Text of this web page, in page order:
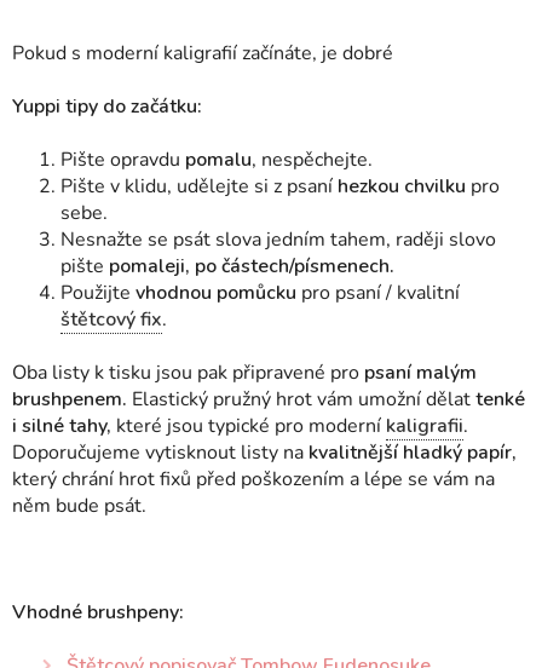
Pokud s moderní kaligrafií začínáte, je dobré
Yuppi tipy do začátku:
Pište opravdu pomalu, nespěchejte.
Pište v klidu, udělejte si z psaní hezkou chvilku pro
sebe.
Nesnažte se psát slova jedním tahem, raději slovo
pište pomaleji, po částech/písmenech.
Použijte vhodnou pomůcku pro psaní / kvalitní
štětcový fix.
Oba listy k tisku jsou pak připravené pro psaní malým
brushpenem. Elastický pružný hrot vám umožní dělattenké
i silné tahy, které jsou typické pro moderní kaligrafii.
Doporučujeme vytisknout listy na kvalitnější hladký papír,
který chrání hrot fixů před poškozením a lépe se vám na
něm bude psát.
Vhodné brushpeny: